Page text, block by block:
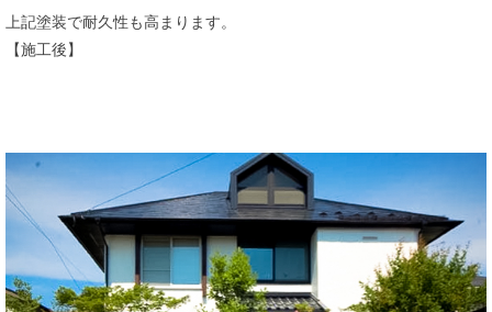
上記塗装で耐久性も高まります。
【施工後】